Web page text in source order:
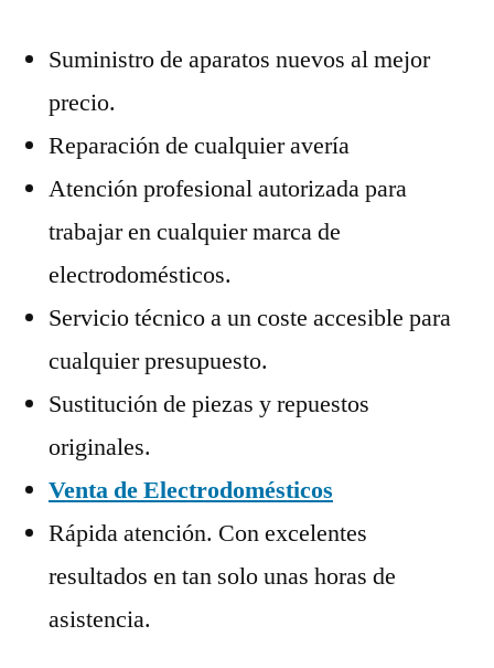
Suministro de aparatos nuevos al mejor
precio.
Reparación de cualquier avería
Atención profesional autorizada para
trabajar en cualquier marca de
electrodomésticos.
Servicio técnico a un coste accesible para
cualquier presupuesto.
Sustitución de piezas y repuestos
originales.
Venta de Electrodomésticos
Rápida atención. Con excelentes
resultados en tan solo unas horas de
asistencia.